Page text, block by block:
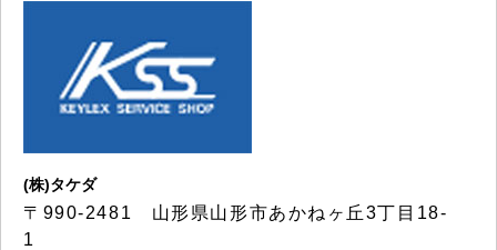
(株)タケダ
〒990-2481 山形県山形市あかねヶ丘3丁目18-
1